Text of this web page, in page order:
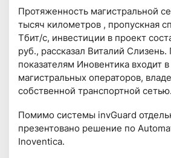
Протяженность магистральной
тысяч километров , пропускная
Тбит/с, инвестиции в проект
руб., рассказал Виталий Слизень.
показателям Иновентика входит
магистральных операторов,
собственной транспортной сетью.
Помимо системы invGuard
презентовано решение по
Inoventica.